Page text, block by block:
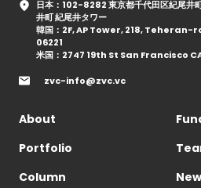
日本：102-8282 東京都千代田区紀尾井
井町 紀尾井タワー
韓国：2F, AP Tower, 218,
06221
米国：2747 19th St San Francisco
zvc-info@zvc.vc
About
Portfolio
Column